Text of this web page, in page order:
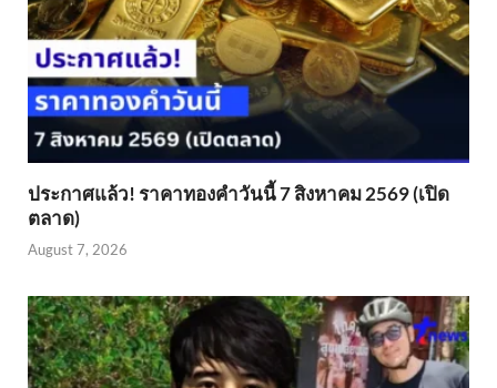
ประกาศแล้ว! ราคาทองคำวันนี้ 7 สิงหาคม 2569 (เปิด
ตลาด)
August 7, 2026